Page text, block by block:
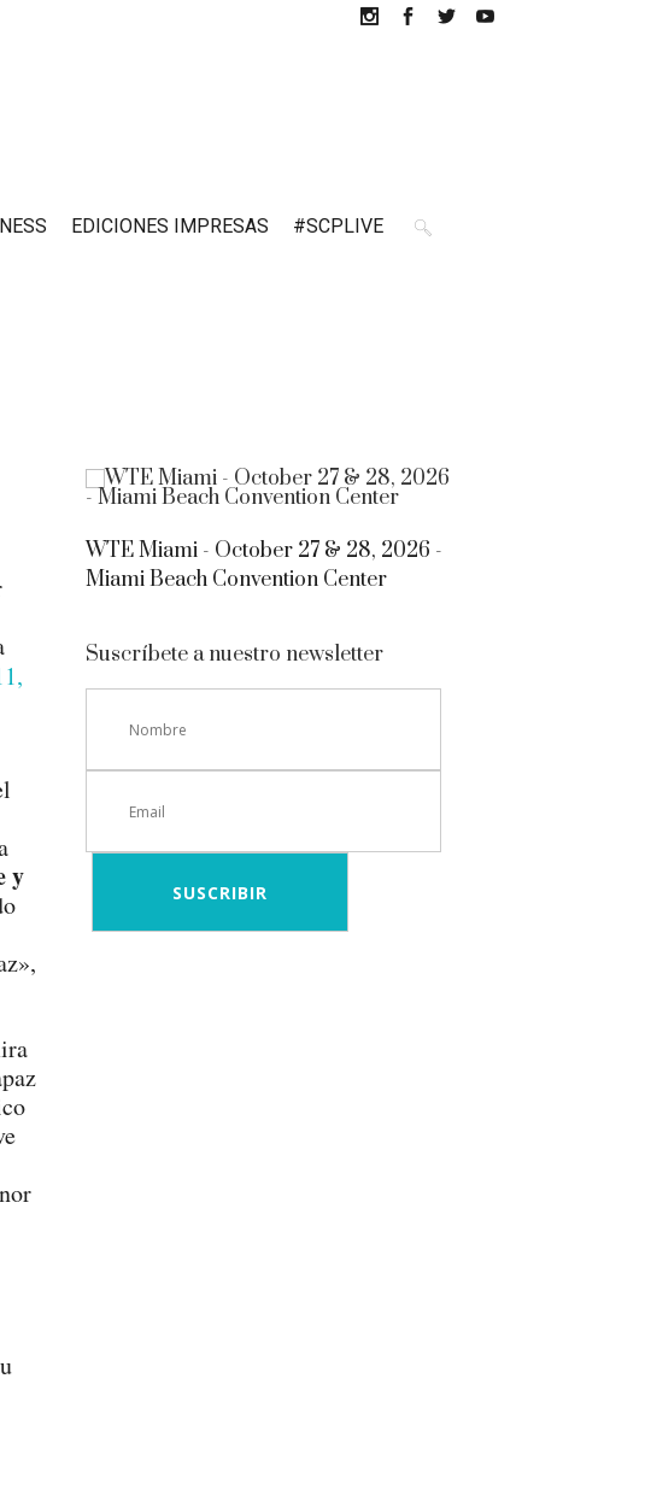
EDICIONES IMPRESAS #SCPLIVE
y
WTE Miami - October 27 & 28, 2026 -
Miami Beach Convention Center
Suscríbete a nuestro newsletter